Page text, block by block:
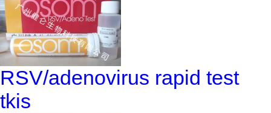
RSV/adenovirus rapid test
tkis